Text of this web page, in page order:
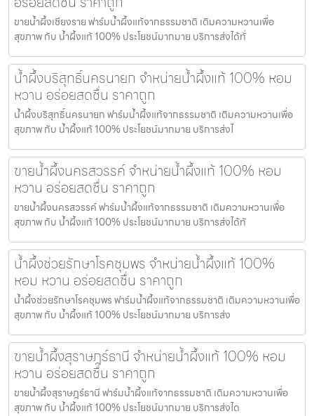
ขายน้ำผึ้งเชียงราย ฟาร์มน้ำผึ้งแท้จากธรรมชาติ เติมความหวานเพื่อ
สุขภาพ กับ น้ำผึ้งแท้ 100% ประโยชน์มากมาย บริการส่งได้ทั่
น้ำผึ้งบริสุทธิ์นครนายก จำหน่ายน้ำผึ้งแท้ 100% หอม
หวาน อร่อยสดชื่น ราคาถูก
น้ำผึ้งบริสุทธิ์นครนายก ฟาร์มน้ำผึ้งแท้จากธรรมชาติ เติมความหวานเพื่อ
สุขภาพ กับ น้ำผึ้งแท้ 100% ประโยชน์มากมาย บริการส่งไ
ขายน้ำผึ้งนครสวรรค์ จำหน่ายน้ำผึ้งแท้ 100% หอม
หวาน อร่อยสดชื่น ราคาถูก
ขายน้ำผึ้งนครสวรรค์ ฟาร์มน้ำผึ้งแท้จากธรรมชาติ เติมความหวานเพื่อ
สุขภาพ กับ น้ำผึ้งแท้ 100% ประโยชน์มากมาย บริการส่งได้ทั
น้ำผึ้งช่วยรักษาโรคชุมพร จำหน่ายน้ำผึ้งแท้ 100%
หอม หวาน อร่อยสดชื่น ราคาถูก
น้ำผึ้งช่วยรักษาโรคชุมพร ฟาร์มน้ำผึ้งแท้จากธรรมชาติ เติมความหวานเพื่อ
สุขภาพ กับ น้ำผึ้งแท้ 100% ประโยชน์มากมาย บริการส่ง
ขายน้ำผึ้งสุราษฎร์ธานี จำหน่ายน้ำผึ้งแท้ 100% หอม
หวาน อร่อยสดชื่น ราคาถูก
ขายน้ำผึ้งสุราษฎร์ธานี ฟาร์มน้ำผึ้งแท้จากธรรมชาติ เติมความหวานเพื่อ
สุขภาพ กับ น้ำผึ้งแท้ 100% ประโยชน์มากมาย บริการส่งได